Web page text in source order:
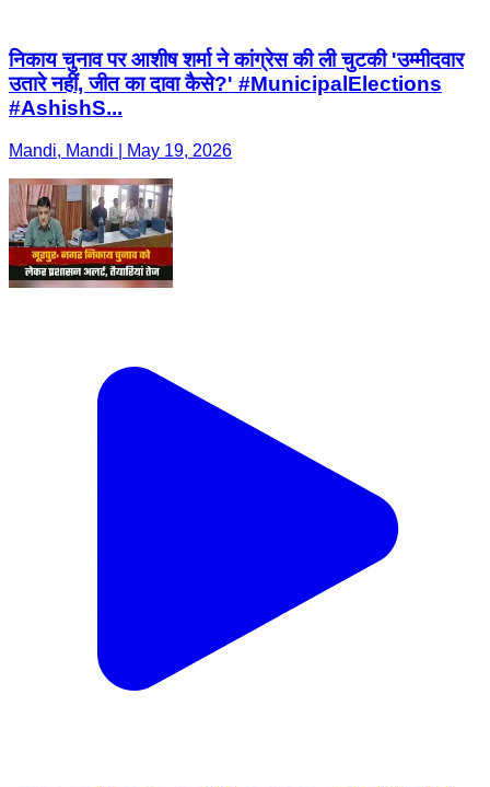
निकाय चुनाव पर आशीष शर्मा ने कांग्रेस की ली चुटकी 'उम्मीदवार
उतारे नहीं, जीत का दावा कैसे?' #MunicipalElections
#AshishS...
Mandi, Mandi | May 19, 2026